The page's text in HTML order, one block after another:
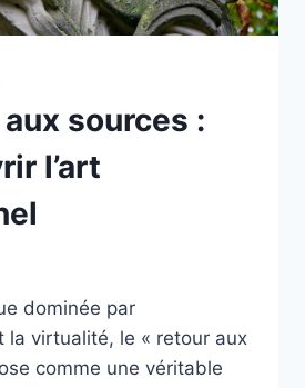
sources :
l’art
dominée par
la virtualité, le « retour aux
comme une véritable